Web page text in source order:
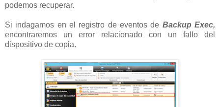
podemos recuperar.
Si indagamos en el registro de eventos de Backup Exec,
encontraremos un error relacionado con un fallo del
dispositivo de copia.